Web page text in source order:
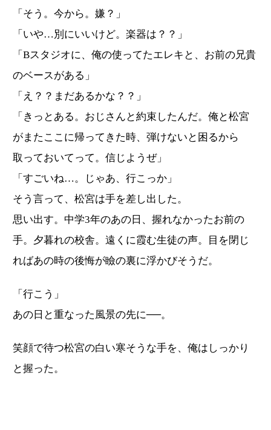
「そう。今から。嫌？」
「いや…別にいいけど。楽器は？？」
「Bスタジオに、俺の使ってたエレキと、お前の兄貴
のベースがある」
「え？？まだあるかな？？」
「きっとある。おじさんと約束したんだ。俺と松宮
がまたここに帰ってきた時、弾けないと困るから
取っておいてって。信じようぜ」
「すごいね…。じゃあ、行こっか」
そう言って、松宮は手を差し出した。
思い出す。中学3年のあの日、握れなかったお前の
手。夕暮れの校舎。遠くに霞む生徒の声。目を閉じ
ればあの時の後悔が瞼の裏に浮かびそうだ。
「行こう」
あの日と重なった風景の先に──。
笑顔で待つ松宮の白い寒そうな手を、俺はしっかり
と握った。